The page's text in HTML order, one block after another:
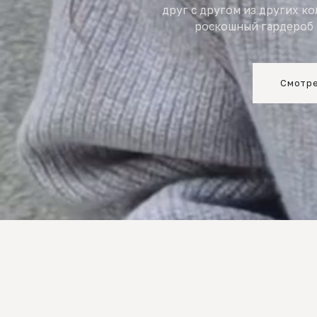
друг с другом из других
роскошный